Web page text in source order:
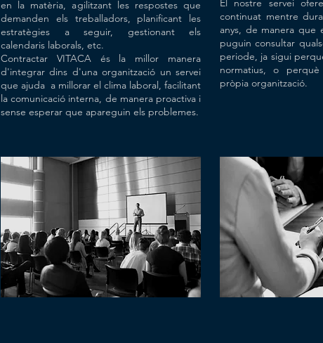
en la matèria, agilitzant les respostes que
demanden els treballadors, planificant les
estratègies a seguir, gestionant els
calendaris laborals, etc.
Contractar VITACA és la millor manera
d'integrar dins d'una organització un servei
que ajuda a millorar el clima laboral, facilitant
la comunicació interna, de manera proactiva i
sense esperar que apareguin els problemes.
El nostre servei
continuat mentre
anys, de manera que
puguin consultar
periode, ja sigui
normatius, o
pròpia organització.